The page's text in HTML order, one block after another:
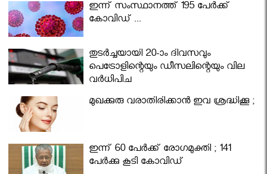
ഇന്ന് സംസ്ഥാനത്ത് 195 പേര്‍ക്ക്
കോവിഡ് ...
തുടർച്ചയായി 20-ാം ദിവസവും
പെട്രോളിന്റെയും ഡീസലിന്റെയും വില
വര്‍ധിപ്പിച്ചു
മുഖക്കുരു വരാതിരിക്കാന്‍ ഇവ ശ്രദ്ധിക്കൂ ;
ഇന്ന് 60 പേർക്ക് രോഗമുക്തി ; 141
പേര്‍ക്കു കൂടി കോവിഡ്